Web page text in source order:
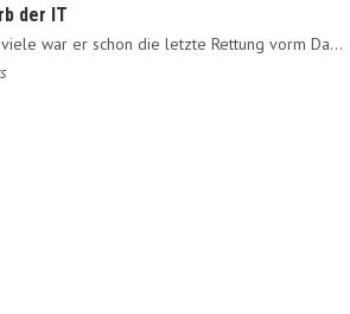
der IT
[ad_1] Für viele war er schon die letzte Rettung vorm Daten-Nirvana:…